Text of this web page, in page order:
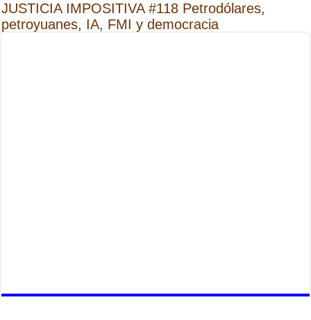
JUSTICIA IMPOSITIVA #118 Petrodólares,
petroyuanes, IA, FMI y democracia